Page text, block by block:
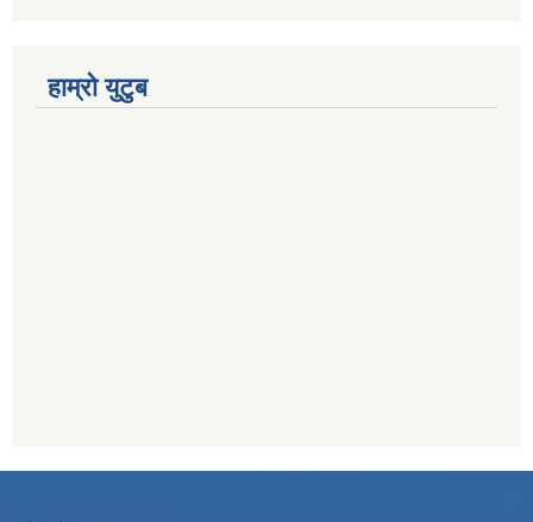
हाम्रो युटुब